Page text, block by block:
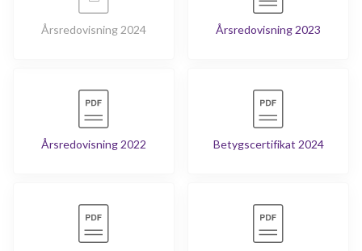
Årsredovisning 2024 Årsredovisning 2023
Årsredovisning 2022 Betygscertifikat 2024